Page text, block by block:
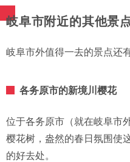
岐阜市附近的其他景
岐阜市外值得一去的景点还
各务原市的新境川樱花
位于各务原市（就在岐阜市
樱花树，盎然的春日氛围使
的好去处。